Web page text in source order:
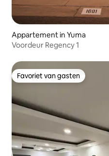
Appartement in Yuma
Voordeur Regency 1
Favoriet van gasten
Favoriet van gasten